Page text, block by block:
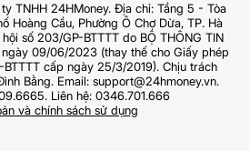
TNHH 24HMoney. Địa chỉ: Tầng 5 - Tòa
Hoàng Cầu, Phường Ô Chợ Dừa, TP. Hà
số 203/GP-BTTTT do BỘ THÔNG TIN
ngày 09/06/2023 (thay thế cho Giấy phép
BTTTT cấp ngày 25/3/2019). Chịu trách
Bằng. Email: support@24hmoney.vn.
Liên hệ: 0346.701.666
và chính sách sử dụng